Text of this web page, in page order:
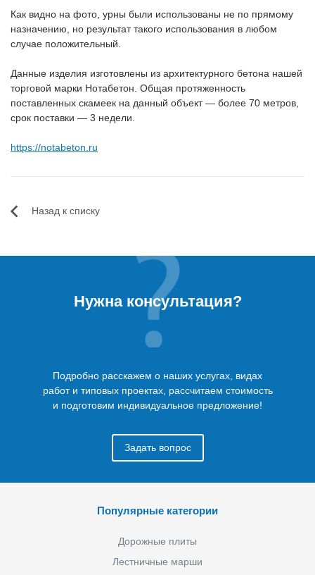
Как видно на фото, урны были использованы не по прямому
назначению, но результат такого использования в любом
случае положительный.
Данные изделия изготовлены из архитектурного бетона нашей
торговой марки Нотабетон. Общая протяженность
поставленных скамеек на данный объект — более 70 метров,
срок поставки — 3 недели.
https://notabeton.ru
Назад к списку
Нужна консультация?
Подробно расскажем о наших услугах, видах
работ и типовых проектах, рассчитаем стоимость
и подготовим индивидуальное предложение!
Задать вопрос
Популярные категории
Дорожные плиты
Лестничные марши